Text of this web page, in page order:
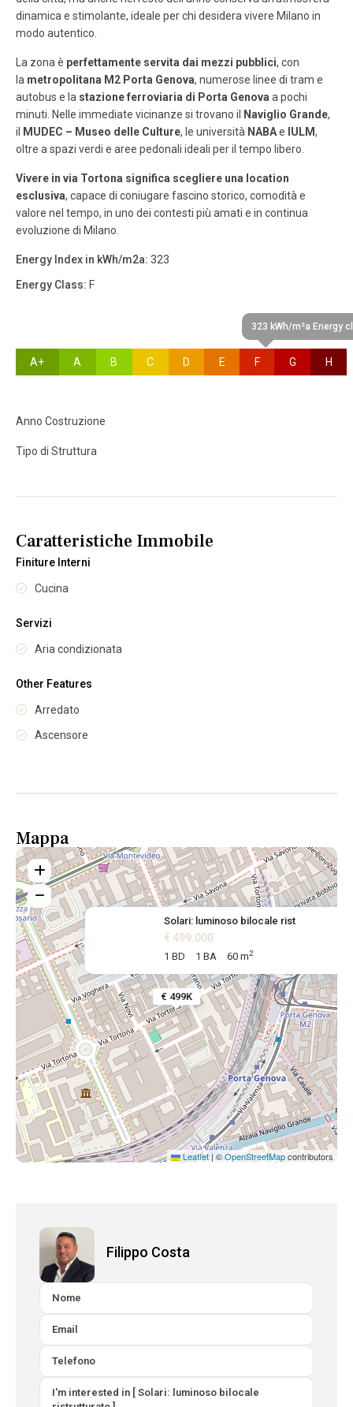
dinamica e stimolante, ideale per chi desidera vivere Milano in
modo autentico.
La zona è perfettamente servita dai mezzi pubblici, con
la metropolitana M2 Porta Genova, numerose linee di tram e
autobus e la stazione ferroviaria di Porta Genova a pochi
minuti. Nelle immediate vicinanze si trovano il Naviglio Grande,
il MUDEC – Museo delle Culture, le università NABAe IULM,
oltre a spazi verdi e aree pedonali ideali per il tempo libero.
Vivere in via Tortona significa scegliere una location
esclusiva, capace di coniugare fascino storico, comodità e
valore nel tempo, in uno dei contesti più amati e in continua
evoluzione di Milano.
Energy Index in kWh/m2a: 323
Energy Class: F
A+ A B C D E
323 kWh/m²a Energy
F G H
Anno Costruzione
Tipo di Struttura
Caratteristiche Immobile
Finiture Interni
Cucina
Servizi
Aria condizionata
Other Features
Arredato
Ascensore
Mappa
€ 499K
Solari: luminoso bilocale rist
€ 499.000
1 BD 1 BA 60 m2
Leaflet|©OpenStreetMapcontributors
Filippo Costa